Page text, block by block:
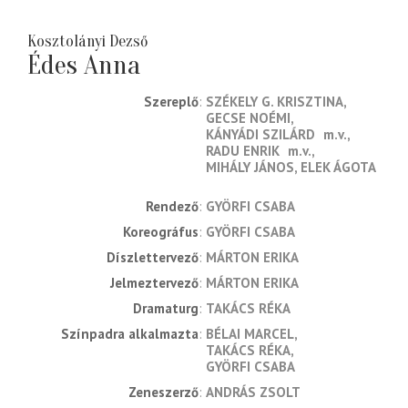
Kosztolányi Dezső
Édes Anna
Szereplő SZÉKELY G. KRISZTINA
GECSE NOÉMI
KÁNYÁDI SZILÁRD m.v.
RADU ENRIK m.v.
MIHÁLY JÁNOS ELEK ÁGOTA
rendező GYÖRFI CSABA
koreográfus GYÖRFI CSABA
díszlettervező MÁRTON ERIKA
jelmeztervező MÁRTON ERIKA
dramaturg TAKÁCS RÉKA
színpadra alkalmazta BÉLAI MARCEL
TAKÁCS RÉKA
GYÖRFI CSABA
zeneszerző ANDRÁS ZSOLT